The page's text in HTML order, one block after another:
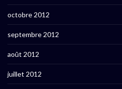
octobre 2012
septembre 2012
août 2012
juillet 2012